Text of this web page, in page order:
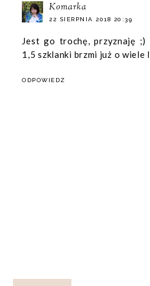
Komarka
22 SIERPNIA 2018 20:39
Jest go trochę, przyznaję ;)
1,5 szklanki brzmi już o wiele
ODPOWIEDZ